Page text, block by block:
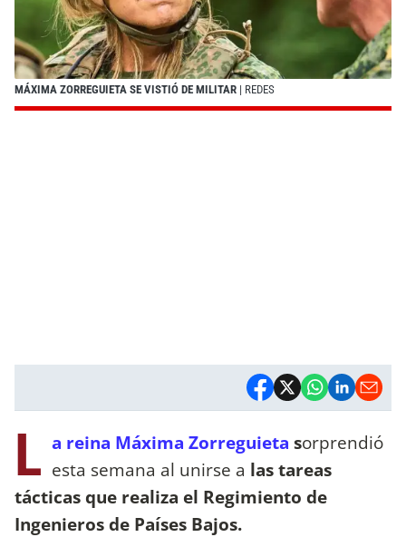
MÁXIMA ZORREGUIETA SE VISTIÓ DE MILITAR | REDES
L a reina Máxima Zorreguieta sorprendió
esta semana al unirse a las tareas
tácticas que realiza el Regimiento de
Ingenieros de Países Bajos.